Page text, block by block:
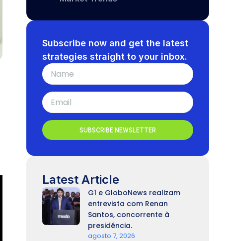
Subscribe now and get the latest
strategies straight to your inbox.
SUBSCRIBE NEWSLETTER
Latest Article
G1 e GloboNews realizam
entrevista com Renan
Santos, concorrente à
presidência.
agosto 7, 2026